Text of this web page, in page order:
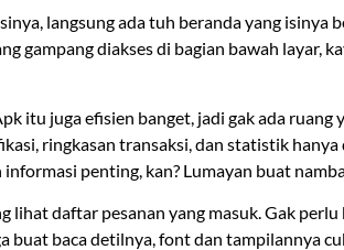
langsung ada tuh beranda yang isinya
gampang diakses di bagian bawah layar,
itu juga efisien banget, jadi gak ada ruang
ringkasan transaksi, dan statistik hanya
penting, kan? Lumayan buat
lihat daftar pesanan yang masuk. Gak
buat baca detilnya, font dan tampilannya